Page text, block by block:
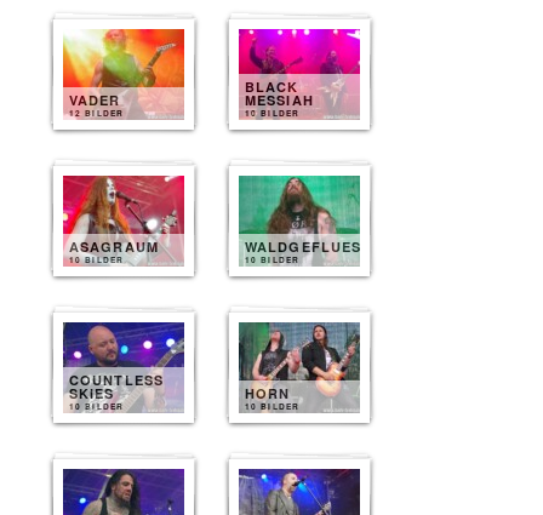
VADER
12 BILDER
BLACK
MESSIAH
10 BILDER
ASAGRAUM
10 BILDER
WALDGEFLUESTER
10 BILDER
COUNTLESS
SKIES
10 BILDER
HORN
10 BILDER